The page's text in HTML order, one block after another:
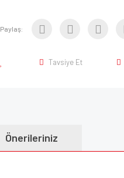
Paylaş:
Tavsiye Et
Önerileriniz